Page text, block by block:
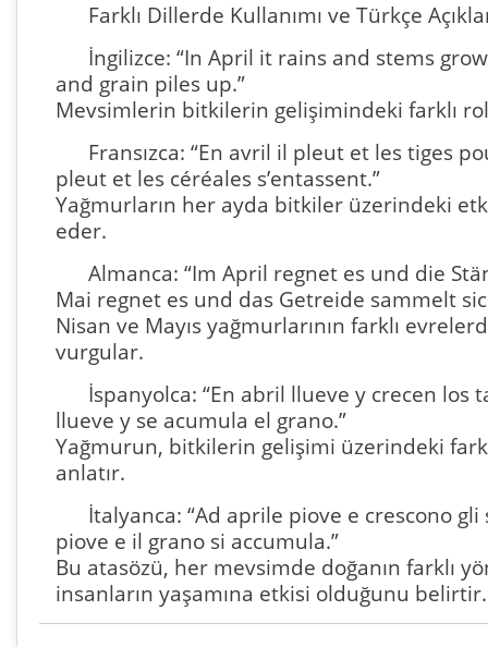
Farklı Dillerde Kullanımı ve Türkçe
İngilizce: “In April it rains and stems
and grain piles up.”
Mevsimlerin bitkilerin gelişimindeki farklı
Fransızca: “En avril il pleut et les tiges
pleut et les céréales s’entassent.”
Yağmurların her ayda bitkiler üzerindeki
eder.
Almanca: “Im April regnet es und die
Mai regnet es und das Getreide sammelt
Nisan ve Mayıs yağmurlarının farklı
vurgular.
İspanyolca: “En abril llueve y crecen los
llueve y se acumula el grano.”
Yağmurun, bitkilerin gelişimi üzerindeki
anlatır.
İtalyanca: “Ad aprile piove e crescono gli
piove e il grano si accumula.”
Bu atasözü, her mevsimde doğanın farklı
insanların yaşamına etkisi olduğunu belirtir.